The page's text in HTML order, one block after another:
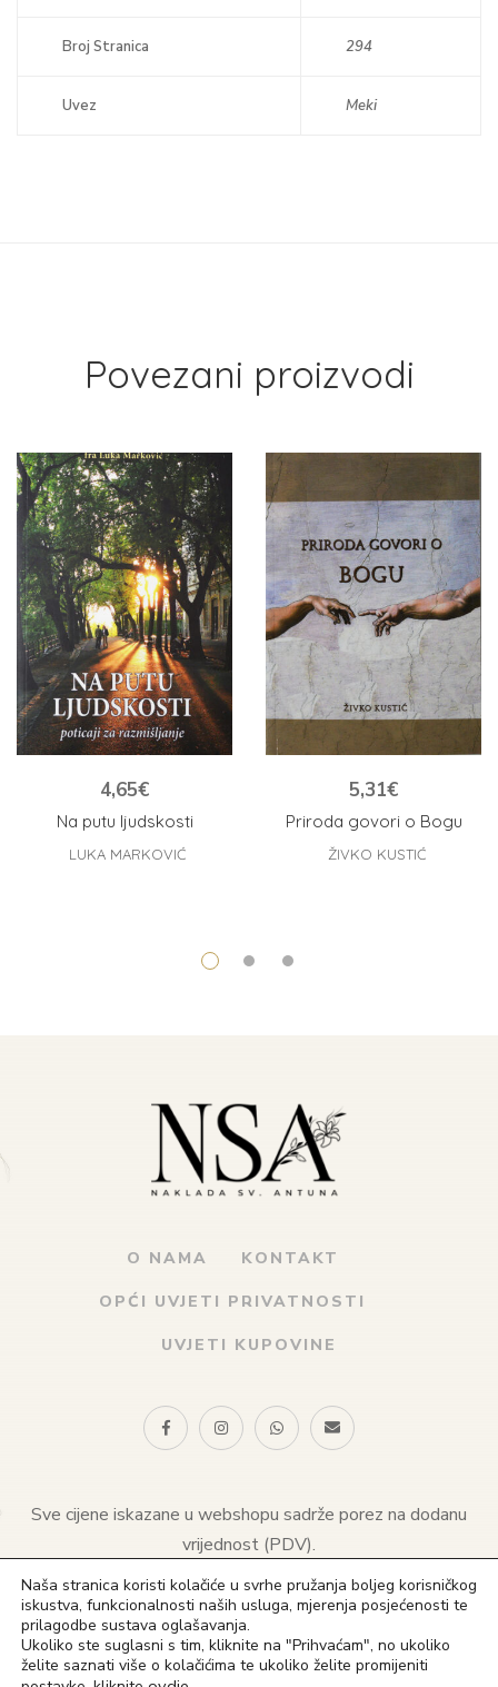
Broj Stranica 294
Uvez Meki
Povezani proizvodi
Na putu ljudskosti
4,65€
LUKA MARKOVIĆ
Priroda govori o Bogu
5,31€
ŽIVKO KUSTIĆ
O NAMA KONTAKT
OPĆI UVJETI PRIVATNOSTI
UVJETI KUPOVINE
Sve cijene iskazane u webshopu sadrže porez na dodanu
vrijednost (PDV).
© 2021 Naklada sv. Antuna. Sva prava pridržana
(+385) 1 4828 823
(+385) 91 4828 823
Naša stranica koristi kolačiće u svrhe pružanja boljeg korisničkog
iskustva, funkcionalnosti naših usluga, mjerenja posjećenosti te
prilagodbe sustava oglašavanja.
Ukoliko ste suglasni s tim, kliknite na "Prihvaćam", no ukoliko
želite saznati više o kolačićima te ukoliko želite promijeniti